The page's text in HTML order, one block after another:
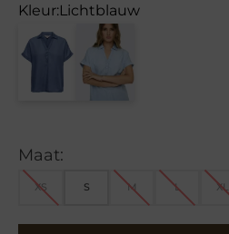
Kleur:Lichtblauw
Maat:
XS S M L XL